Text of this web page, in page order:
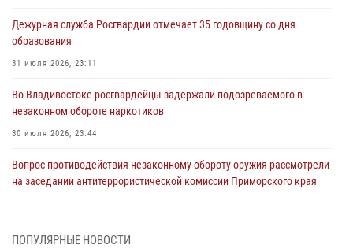
Дежурная служба Росгвардии отмечает 35 годовщину со дня
образования
31 июля 2026, 23:11
Во Владивостоке росгвардейцы задержали подозреваемого в
незаконном обороте наркотиков
30 июля 2026, 23:44
Вопрос противодействия незаконному обороту оружия рассмотрели
на заседании антитеррористической комиссии Приморского края
Во Владивостоке во дворе жилого дома сотрудники
ПОПУЛЯРНЫЕ НОВОСТИ